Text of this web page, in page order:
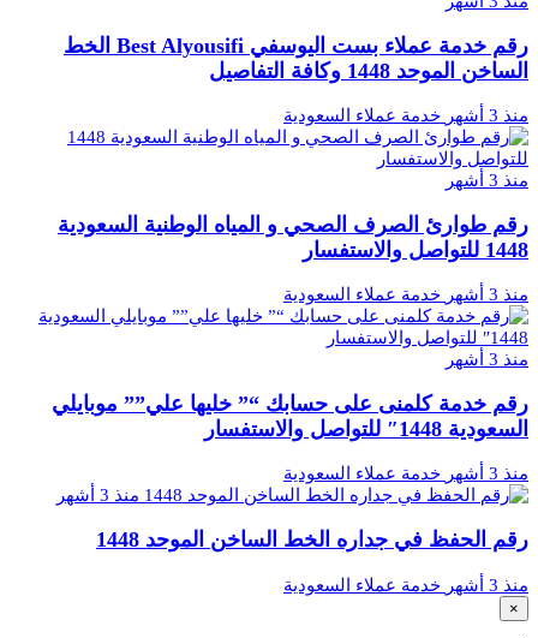
رقم خدمة عملاء بست اليوسفي Best Alyousifi الخط
الساخن الموحد 1448 وكافة التفاصيل
منذ 3 أشهر خدمة عملاء السعودية
منذ 3 أشهر
رقم طوارئ الصرف الصحي و المياه الوطنية السعودية
1448 للتواصل والاستفسار
منذ 3 أشهر خدمة عملاء السعودية
منذ 3 أشهر
رقم خدمة كلمنى على حسابك “” خليها علي”” موبايلي
السعودية 1448″ للتواصل والاستفسار
منذ 3 أشهر
خدمة عملاء السعودية
منذ 3 أشهر
رقم الحفظ في جداره الخط الساخن الموحد 1448
منذ 3 أشهر خدمة عملاء السعودية
×